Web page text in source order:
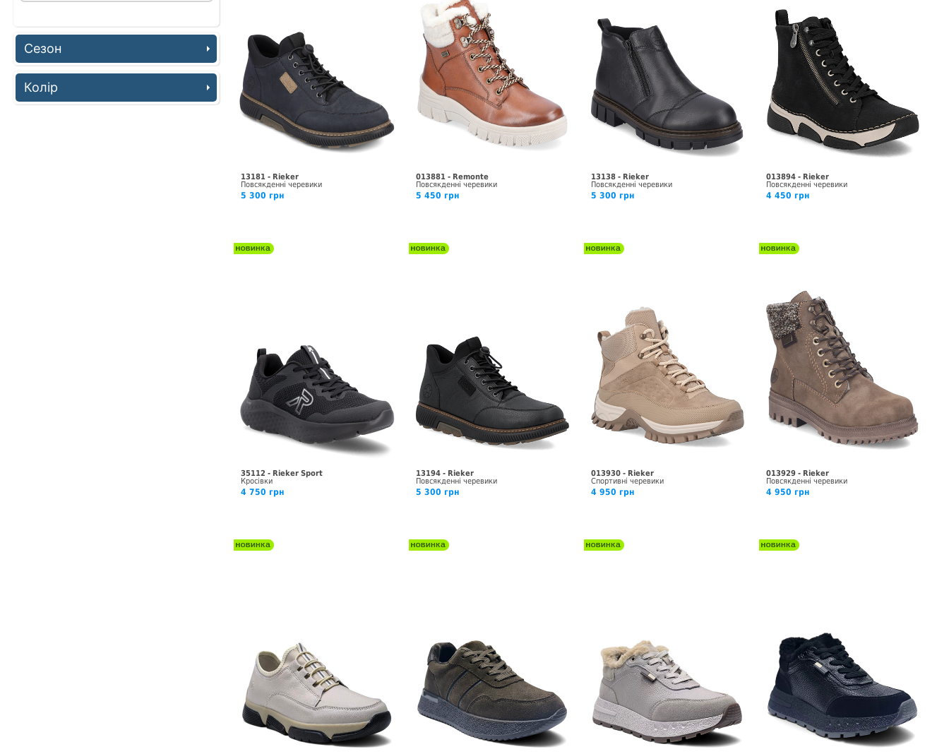
Сезон
Колір
13181 - Rieker
Повсякденні черевики
5 300 грн
013881 - Remonte
Повсякденні черевики
5 450 грн
13138 - Rieker
Повсякденні черевики
5 300 грн
013894 - Rieker
Повсякденні черевики
4 450 грн
35112 - Rieker Sport
Кросівки
4 750 грн
13194 - Rieker
Повсякденні черевики
5 300 грн
013930 - Rieker
Спортивні черевики
4 950 грн
013929 - Rieker
Повсякденні черевики
4 950 грн